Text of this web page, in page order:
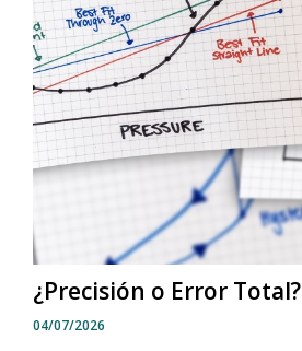
¿Precisión o Error Total?
04/07/2026